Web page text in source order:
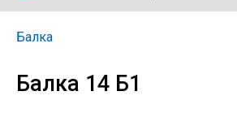
Труба
Балка
Балка 14 Б1